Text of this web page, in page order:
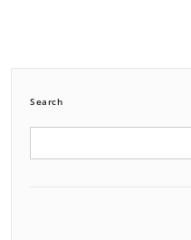
Search
Search